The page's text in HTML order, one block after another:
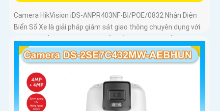
Camera HikVision iDS-ANPR403NF-BI/POE/0832 Nhận Diện
Biển Số Xe là giải pháp giám sát giao thông chuyên dụng với
độ phân giải 4MP nhận diện biển số phương tiện tốc độ từ 5
đến 120km/h cảm biến 1/1